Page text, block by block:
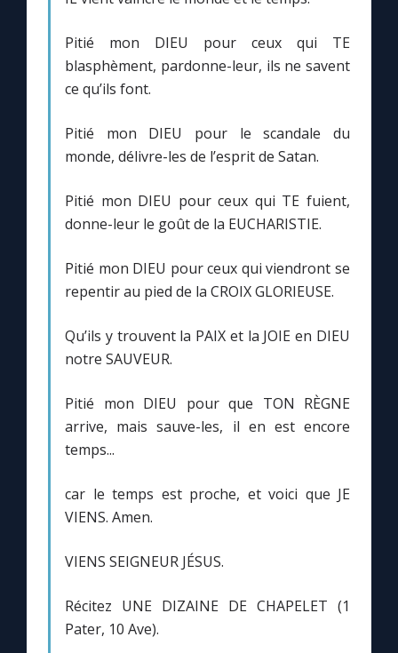
Pitié mon DIEU pour ceux qui TE
blasphèment, pardonne-leur, ils ne savent
ce qu’ils font.
Pitié mon DIEU pour le scandale du
monde, délivre-les de l’esprit de Satan.
Pitié mon DIEU pour ceux qui TE fuient,
donne-leur le goût de la EUCHARISTIE.
Pitié mon DIEU pour ceux qui viendront se
repentir au pied de la CROIX GLORIEUSE.
Qu’ils y trouvent la PAIX et la JOIE en DIEU
notre SAUVEUR.
Pitié mon DIEU pour que TON RÈGNE
arrive, mais sauve-les, il en est encore
temps...
car le temps est proche, et voici que JE
VIENS. Amen.
VIENS SEIGNEUR JÉSUS.
Récitez UNE DIZAINE DE CHAPELET (1
Pater, 10 Ave).